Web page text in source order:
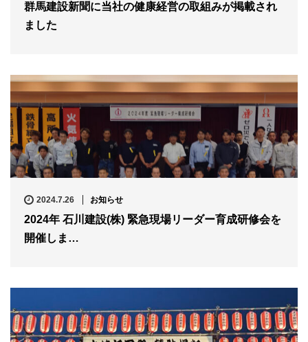
群馬建設新聞に当社の健康経営の取組みが掲載され
ました
2024.7.26 お知らせ
2024年 石川建設(株) 緊急現場リーダー育成研修会を
開催しま…